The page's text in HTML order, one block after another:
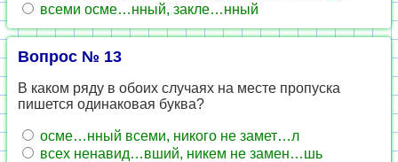
всеми осме…нный, закле…нный
Вопрос № 13
В каком ряду в обоих случаях на месте пропуска
пишется одинаковая буква?
осме…нный всеми, никого не замет…л
всех ненавид…вший, никем не замен…шь